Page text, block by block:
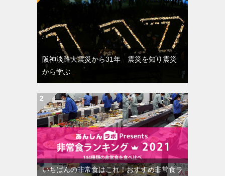
阪神淡路大震災から31年 震災を知り震災
から学ぶ
いちばんの非常食はこれ！おすすめ非常食ラ